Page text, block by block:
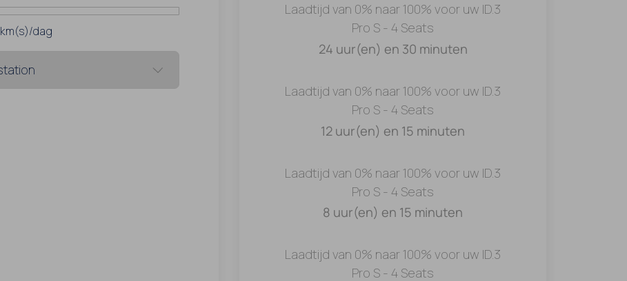
km(s)/dag
Laadtijd van 0% naar 100% voor uw ID.3
Pro S - 4 Seats
24 uur(en) en 30 minuten
Laadtijd van 0% naar 100% voor uw ID.3
Pro S - 4 Seats
12 uur(en) en 15 minuten
Laadtijd van 0% naar 100% voor uw ID.3
Pro S - 4 Seats
8 uur(en) en 15 minuten
Laadtijd van 0% naar 100% voor uw ID.3
Pro S - 4 Seats